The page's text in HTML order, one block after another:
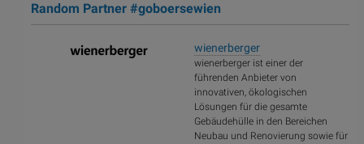
Random Partner #goboersewien
wienerberger
wienerberger ist einer der
führenden Anbieter von
innovativen, ökologischen
Lösungen für die gesamte
Gebäudehülle in den Bereichen
Neubau und Renovierung sowie für